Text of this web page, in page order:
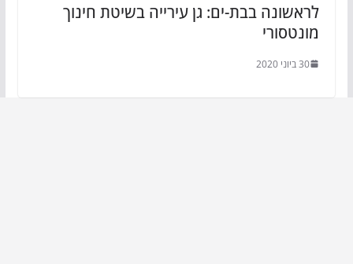
לראשונה בבת-ים: גן עירייה בשיטת חינוך
מונטסורי
30 ביוני 2020